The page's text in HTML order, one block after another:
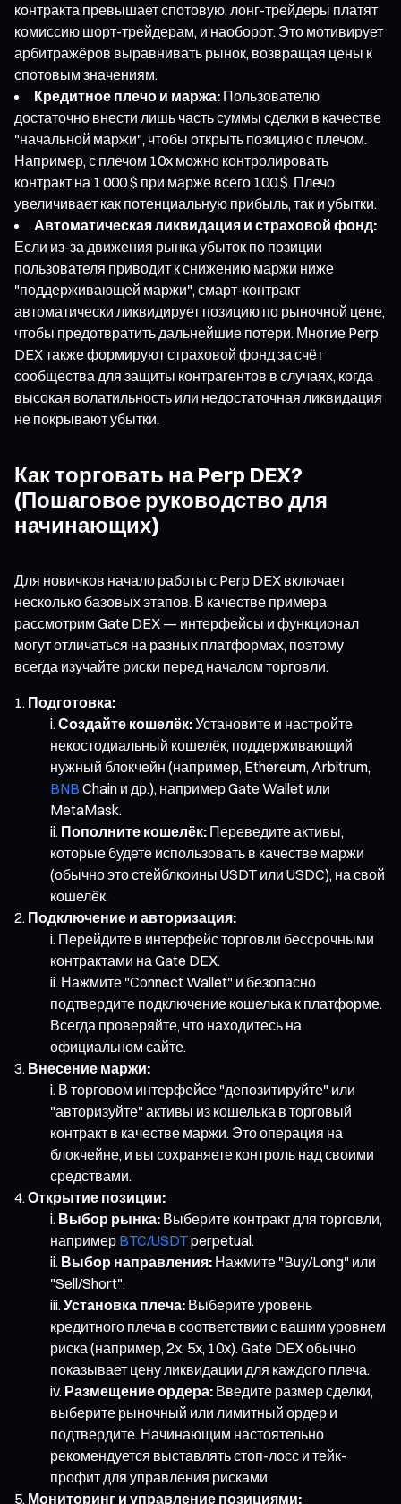
контракта превышает спотовую, лонг-трейдеры платят
комиссию шорт-трейдерам, и наоборот. Это мотивирует
арбитражёров выравнивать рынок, возвращая цены к
спотовым значениям.
Кредитное плечо и маржа: Пользователю
достаточно внести лишь часть суммы сделки в качестве
"начальной маржи", чтобы открыть позицию с плечом.
Например, с плечом 10x можно контролировать
контракт на 1 000 $ при марже всего 100 $. Плечо
увеличивает как потенциальную прибыль, так и убытки.
Автоматическая ликвидация и страховой фонд:
Если из-за движения рынка убыток по позиции
пользователя приводит к снижению маржи ниже
"поддерживающей маржи", смарт-контракт
автоматически ликвидирует позицию по рыночной цене,
чтобы предотвратить дальнейшие потери. Многие Perp
DEX также формируют страховой фонд за счёт
сообщества для защиты контрагентов в случаях, когда
высокая волатильность или недостаточная ликвидация
не покрывают убытки.
Как торговать на Perp DEX?
(Пошаговое руководство для
начинающих)
Для новичков начало работы с Perp DEX включает
несколько базовых этапов. В качестве примера
рассмотрим Gate DEX — интерфейсы и функционал
могут отличаться на разных платформах, поэтому
всегда изучайте риски перед началом торговли.
Подготовка:
Создайте кошелёк:Установите и настройте
некостодиальный кошелёк, поддерживающий
нужный блокчейн (например, Ethereum, Arbitrum,
BNB Chain и др.), например Gate Wallet или
MetaMask.
Пополните кошелёк: Переведите активы,
которые будете использовать в качестве маржи
(обычно это стейблкоины USDT или USDC), на свой
кошелёк.
Подключение и авторизация:
Перейдите в интерфейс торговли бессрочными
контрактами на Gate DEX.
Нажмите "Connect Wallet" и безопасно
подтвердите подключение кошелька к платформе.
Всегда проверяйте, что находитесь на
официальном сайте.
Внесение маржи:
В торговом интерфейсе "депозитируйте" или
"авторизуйте" активы из кошелька в торговый
контракт в качестве маржи. Это операция на
блокчейне, и вы сохраняете контроль над своими
средствами.
Открытие позиции:
Выбор рынка: Выберите контракт для торговли,
например BTC/USDTperpetual.
Выбор направления: Нажмите "Buy/Long" или
"Sell/Short".
Установка плеча: Выберите уровень
кредитного плеча в соответствии с вашим уровнем
риска (например, 2x, 5x, 10x). Gate DEX обычно
показывает цену ликвидации для каждого плеча.
Размещение ордера: Введите размер сделки,
выберите рыночный или лимитный ордер и
подтвердите. Начинающим настоятельно
рекомендуется выставлять стоп-лосс и тейк-
профит для управления рисками.
Мониторинг и управление позициями: